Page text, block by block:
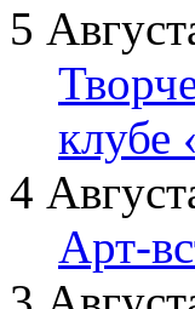
5
клубе
4
Арт-